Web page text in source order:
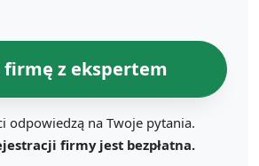
firmę z ekspertem
odpowiedzą na Twoje pytania.
firmy jest bezpłatna.